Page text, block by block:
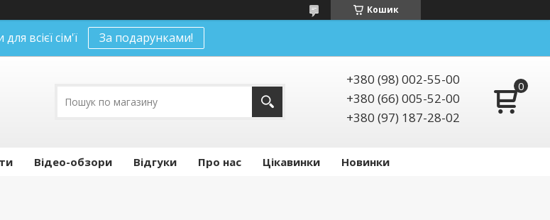
Кошик
всієї сім'ї За подарунками!
+380 (98) 002-55-00
+380 (66) 005-52-00
+380 (97) 187-28-02
Відео-обзори Відгуки Про нас Цікавинки Новинки